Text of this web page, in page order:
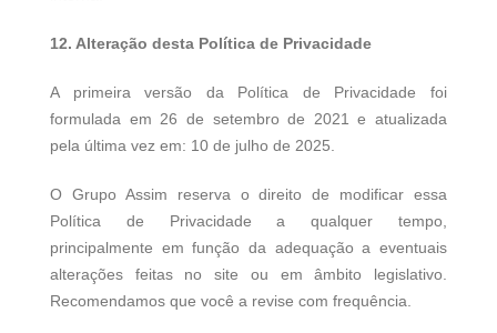
12. Alteração desta Política de Privacidade
A primeira versão da Política de Privacidade foi
formulada em 26 de setembro de 2021 e atualizada
pela última vez em: 10 de julho de 2025.
O Grupo Assim reserva o direito de modificar essa
Política de Privacidade a qualquer tempo,
principalmente em função da adequação a eventuais
alterações feitas no site ou em âmbito legislativo.
Recomendamos que você a revise com frequência.